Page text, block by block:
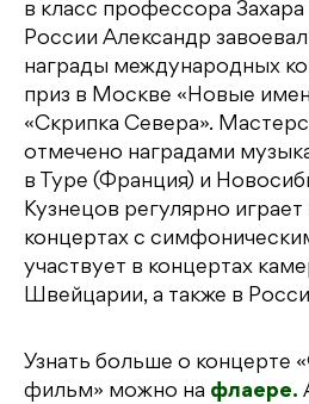
в класс профессора
России Александр
награды международных
приз в Москве «Новые
«Скрипка Севера».
отмечено наградами
в Туре (Франция) и
Кузнецов регулярно
концертах с
участвует в концертах
Швейцарии, а также в
Узнать больше о концерте
фильм» можно на флаере.